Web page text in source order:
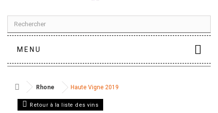
MENU
Rhone Haute Vigne 2019
Retour à la liste des vins